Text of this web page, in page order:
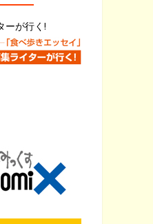
ーが行く!